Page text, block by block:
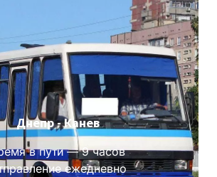
Днепр - Канев
в пути — 9 часов
ежедневно